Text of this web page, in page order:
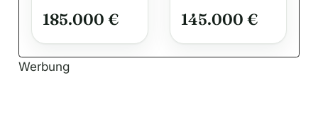
185.000 € 145.000 €
Werbung